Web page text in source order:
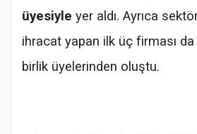
üyesiyle yer aldı. Ayrıca
ihracat yapan ilk üç firması
birlik üyelerinden oluştu.